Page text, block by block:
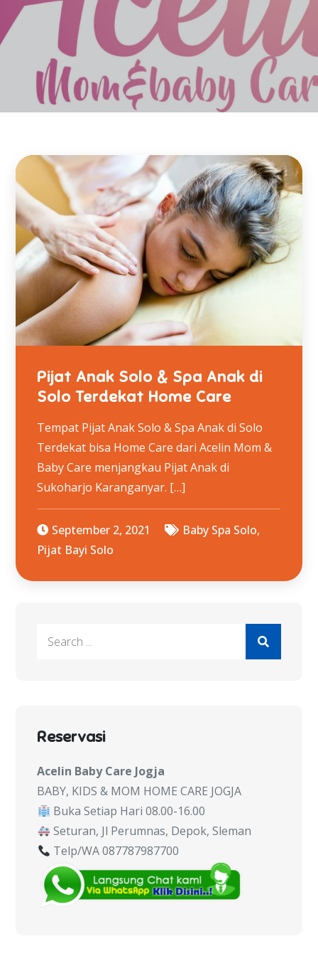
Pijat Anak Solo & Spa Anak di
Solo Terdekat Home Care
Tempat Pijat Anak Solo & Spa Anak di Solo
Terdekat bisa Home Care dari Acelin Mom &
Baby Care menjangkau Pijat Anak di
Sukoharjo Karanganyar. […]
September 2, 2021 Baby Spa Solo,
Pijat Bayi Solo
Search
Reservasi
Acelin Baby Care Jogja
BABY, KIDS & MOM HOME CARE JOGJA
Buka Setiap Hari 08.00-16.00
Seturan, Jl Perumnas, Depok, Sleman
Telp/WA 087787987700